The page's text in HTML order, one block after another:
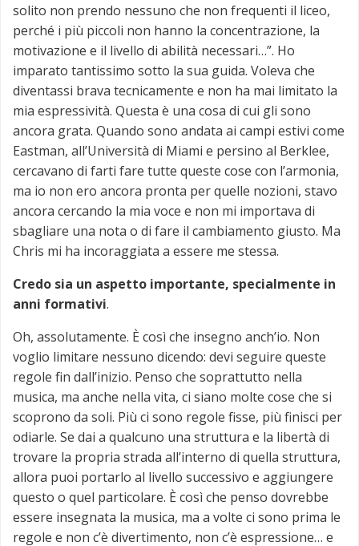
solito non prendo nessuno che non frequenti il liceo,
perché i più piccoli non hanno la concentrazione, la
motivazione e il livello di abilità necessari…”. Ho
imparato tantissimo sotto la sua guida. Voleva che
diventassi brava tecnicamente e non ha mai limitato la
mia espressività. Questa è una cosa di cui gli sono
ancora grata. Quando sono andata ai campi estivi come
Eastman, all’Università di Miami e persino al Berklee,
cercavano di farti fare tutte queste cose con l’armonia,
ma io non ero ancora pronta per quelle nozioni, stavo
ancora cercando la mia voce e non mi importava di
sbagliare una nota o di fare il cambiamento giusto. Ma
Chris mi ha incoraggiata a essere me stessa.
Credo sia un aspetto importante, specialmente in
anni formativi.
Oh, assolutamente. È così che insegno anch’io. Non
voglio limitare nessuno dicendo: devi seguire queste
regole fin dall’inizio. Penso che soprattutto nella
musica, ma anche nella vita, ci siano molte cose che si
scoprono da soli. Più ci sono regole fisse, più finisci per
odiarle. Se dai a qualcuno una struttura e la libertà di
trovare la propria strada all’interno di quella struttura,
allora puoi portarlo al livello successivo e aggiungere
questo o quel particolare. È così che penso dovrebbe
essere insegnata la musica, ma a volte ci sono prima le
regole e non c’è divertimento, non c’è espressione… e